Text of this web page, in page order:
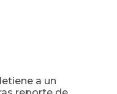
a un